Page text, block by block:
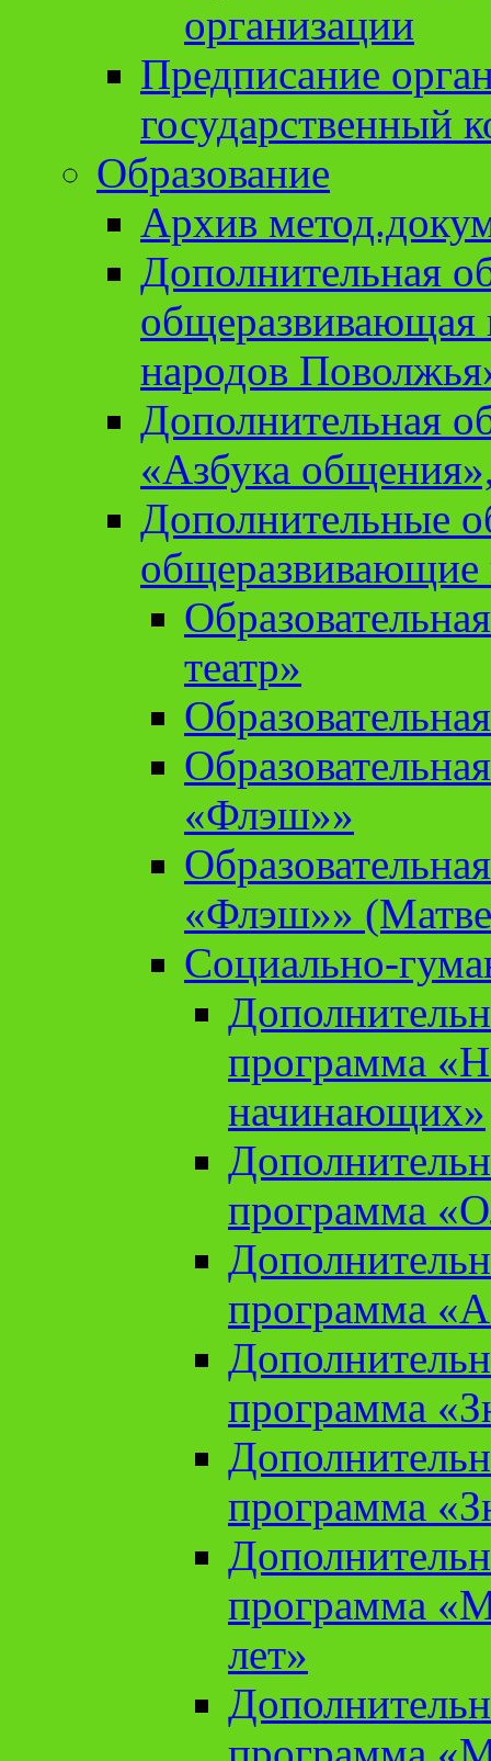
организации
Предписание
государственный
Образование
Архив
Дополнительная
народов
Дополнительная
«Азбука
Дополнительные
театр»
«Флэш»»
«Флэш»»
Социально-
программа
начинающих»
программа
программа
программа
программа
программа
лет»